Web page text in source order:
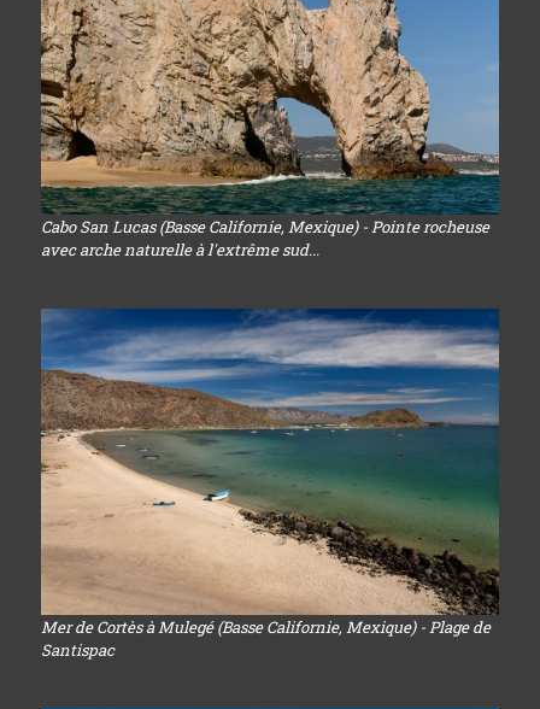
Cabo San Lucas (Basse Californie, Mexique) - Pointe rocheuse
avec arche naturelle à l'extrême sud...
Mer de Cortès à Mulegé (Basse Californie, Mexique) - Plage de
Santispac